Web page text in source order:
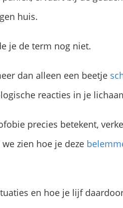
huis.
je de term nog niet.
dan alleen een beetje
reacties in je
precies betekent,
zien hoe je deze
en hoe je lijf